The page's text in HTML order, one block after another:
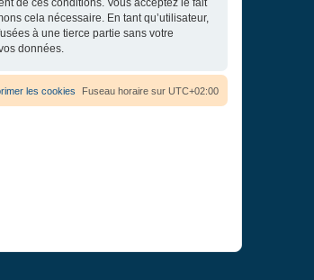
cela nécessaire. En tant qu’utilisateur,
à une tierce partie sans votre
données.
Fuseau horaire sur UTC+02:00
les cookies